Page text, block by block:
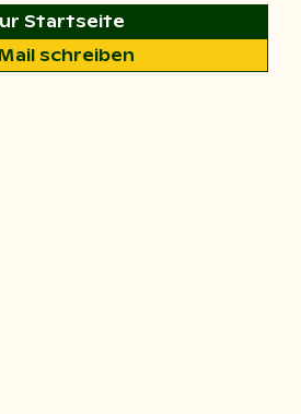
Startseite
schreiben